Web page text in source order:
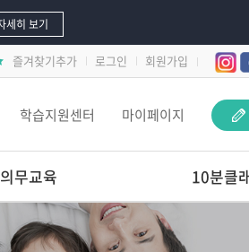
세히 보기
즐겨찾기추가 로그인 회원가입
학습지원센터 마이페이지
무교육 10분클
놀이 속 돋보기-
교사 지원 어떻게 해야 할